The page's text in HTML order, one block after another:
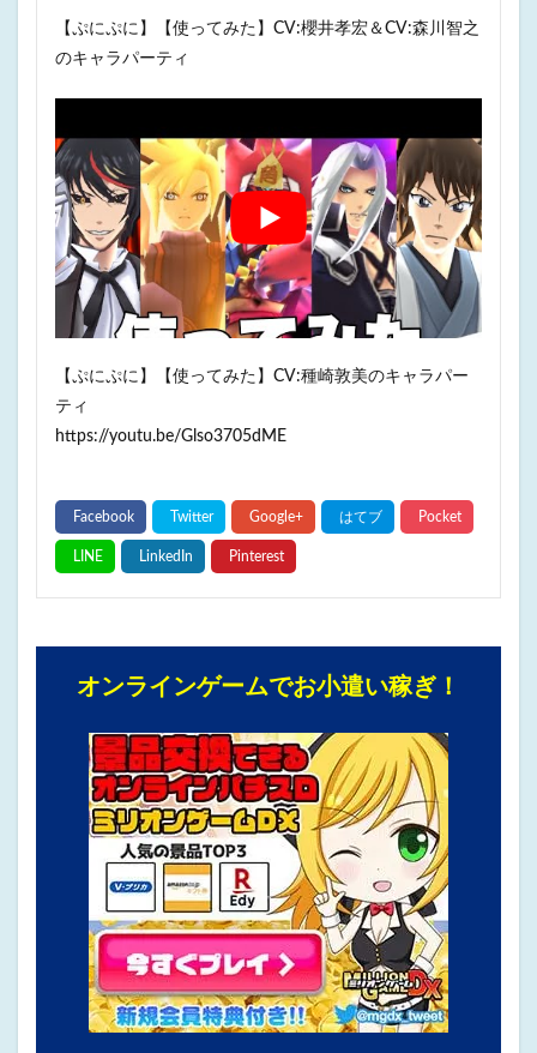
【ぷにぷに】【使ってみた】CV:櫻井孝宏＆CV:森川智之
のキャラパーティ
【ぷにぷに】【使ってみた】CV:種崎敦美のキャラパー
ティ
https://youtu.be/Glso3705dME
オンラインゲームでお小遣い稼ぎ！